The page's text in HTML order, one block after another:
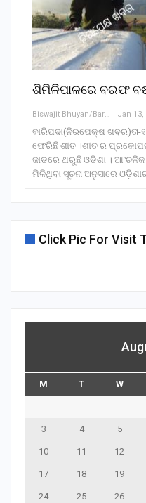
ଶିମିଳିପାଳରେ ବରଫ
Biswajit Bhuyan/Baripada Jan 13,
ବାରିପଦା(ନିରପେକ୍ଷ ଖବର)ତା-
ଫେରିଛି ଶୀତ ।ଶୀତ ର ପ୍ରକୋପରୁ
ଜାଡରେ ଥରୁଛି ଓଡିଶା । ଆଂଚଳିକ
ମିଳିଥିବା ସୂଚନା ଅନୁସାରେ
Click Pic For Visit
M T W
3 4 5
10 11 12
17 18 19
24 25 26